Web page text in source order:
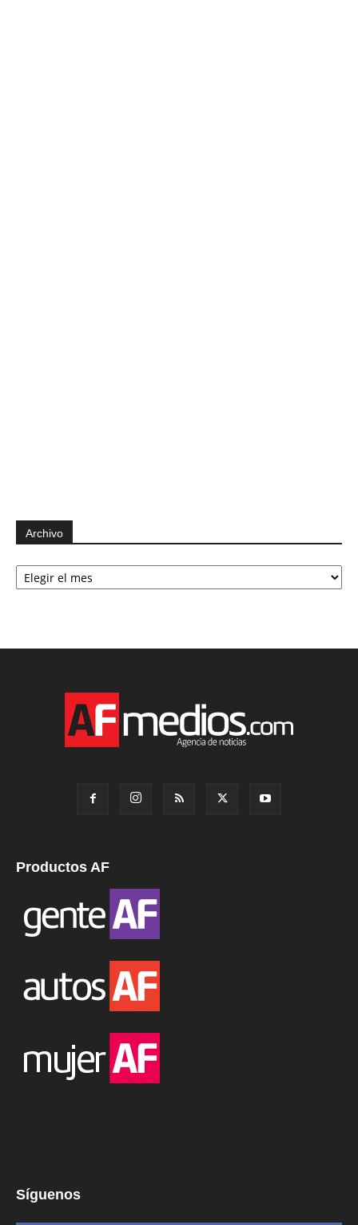
Archivo
Archivo
Productos AF
Síguenos